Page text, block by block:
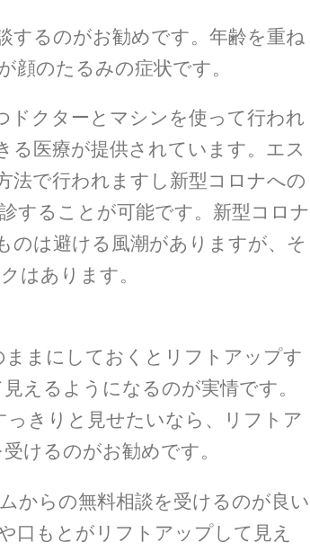
するのがお勧めです。年齢を重ね
顔のたるみの症状です。
ドクターとマシンを使って行われ
る医療が提供されています。エス
法で行われますし新型コロナへの
することが可能です。新型コロナ
のは避ける風潮がありますが、そ
はあります。
まにしておくとリフトアップす
えるようになるのが実情です。
きりと見せたいなら、リフトア
けるのがお勧めです。
からの無料相談を受けるのが良い
口もとがリフトアップして見え